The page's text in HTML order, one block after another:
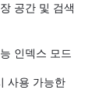
공간 및 검색
인덱스 모드
사용 가능한